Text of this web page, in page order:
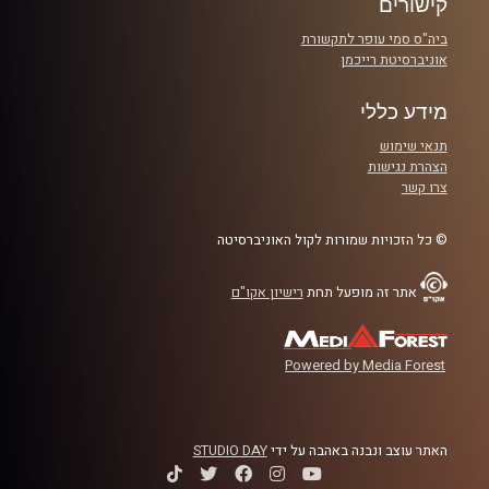
קישורים
ביה"ס סמי עופר לתקשורת
אוניברסיטת רייכמן
מידע כללי
תנאי שימוש
הצהרת נגישות
צרו קשר
© כל הזכויות שמורות לקול האוניברסיטה
אתר זה מופעל תחת רישיון אקו"ם
Powered by Media Forest
האתר עוצב ונבנה באהבה על ידיSTUDIO DAY